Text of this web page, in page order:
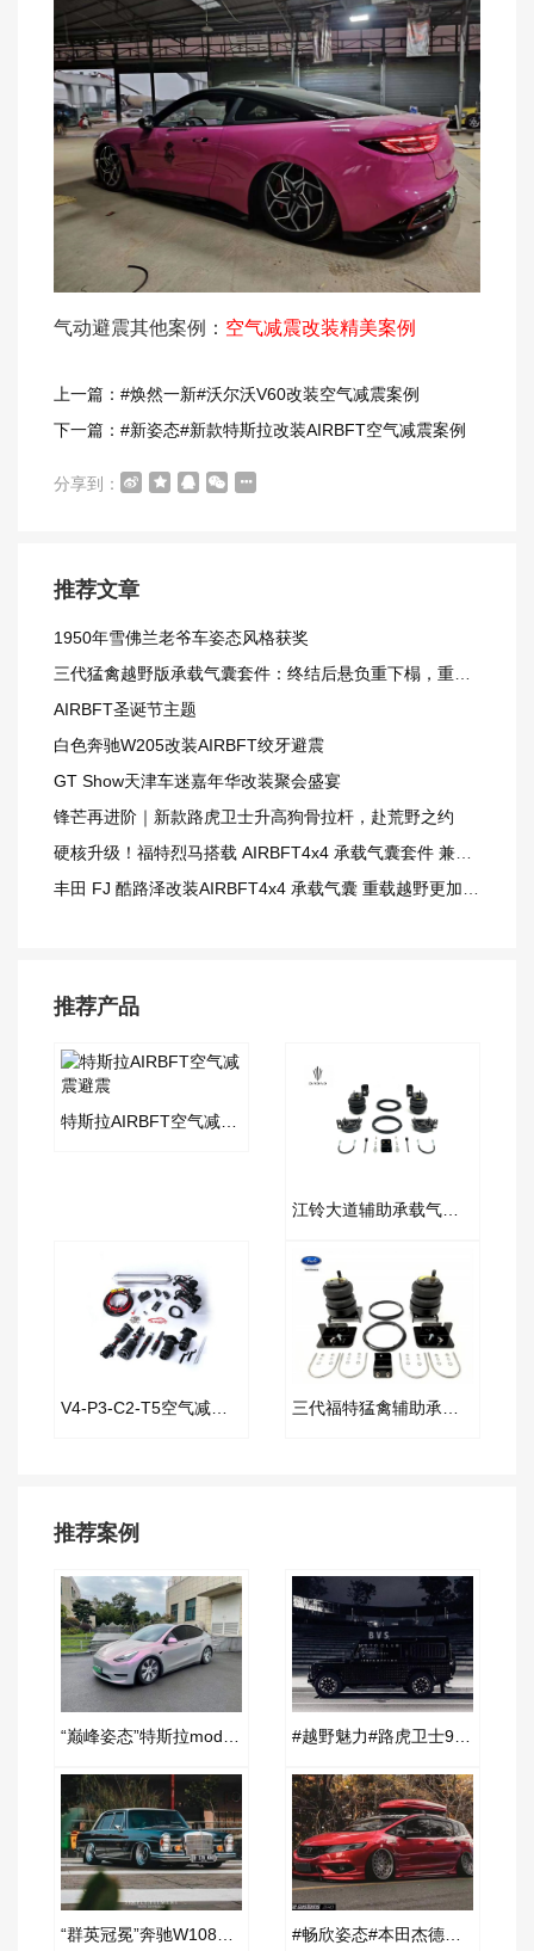
气动避震其他案例： 空气减震改装精美案例
上一篇：#焕然一新#沃尔沃V60改装空气减震案例
下一篇：#新姿态#新款特斯拉改装AIRBFT空气减震案例
分享到：
推荐文章
1950年雪佛兰老爷车姿态风格获奖
三代猛禽越野版承载气囊套件：终结后悬负重下榻，重载越野更从容
AIRBFT圣诞节主题
白色奔驰W205改装AIRBFT绞牙避震
GT Show天津车迷嘉年华改装聚会盛宴
锋芒再进阶｜新款路虎卫士升高狗骨拉杆，赴荒野之约
硬核升级！福特烈马搭载 AIRBFT4x4 承载气囊套件 兼顾载重与越野质感
丰田 FJ 酷路泽改装AIRBFT4x4 承载气囊 重载越野更加从容
推荐产品
特斯拉AIRBFT空气减震避震
江铃大道辅助承载气囊套件
V4-P3-C2-T5空气减震套件 三代福特猛禽辅助承载气囊套件
推荐案例
“巅峰姿态”特斯拉model y改装AIRBFT空气减震案例 #越野魅力#路虎卫士90改装空气减震案例
“群英冠冕”奔驰W108改装AIRBFT空气减震案例 #畅欣姿态#本田杰德改装AIRBFT空气减震案例